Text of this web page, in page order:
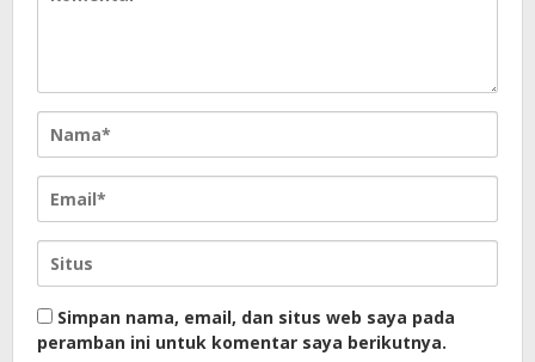
Simpan nama, email, dan situs web saya pada
peramban ini untuk komentar saya berikutnya.